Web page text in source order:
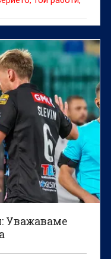
Уважаваме